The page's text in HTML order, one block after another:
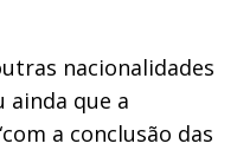
nacionalidades
ainda que a
a conclusão das